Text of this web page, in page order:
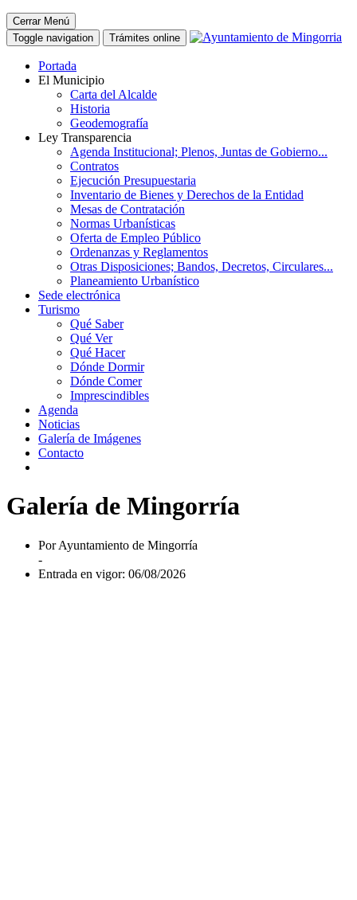
Cerrar Menú
Toggle navigation
Trámites online
Portada
El Municipio
Carta del Alcalde
Historia
Geodemografía
Ley Transparencia
Agenda Institucional; Plenos, Juntas de Gobierno...
Contratos
Ejecución Presupuestaria
Inventario de Bienes y Derechos de la Entidad
Mesas de Contratación
Normas Urbanísticas
Oferta de Empleo Público
Ordenanzas y Reglamentos
Otras Disposiciones; Bandos, Decretos, Circulares...
Planeamiento Urbanístico
Sede electrónica
Turismo
Qué Saber
Qué Ver
Qué Hacer
Dónde Dormir
Dónde Comer
Imprescindibles
Agenda
Noticias
Galería de Imágenes
Contacto
Galería de Mingorría
Por Ayuntamiento de Mingorría
-
Entrada en vigor: 06/08/2026